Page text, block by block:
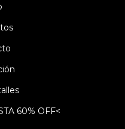
60% OFF<